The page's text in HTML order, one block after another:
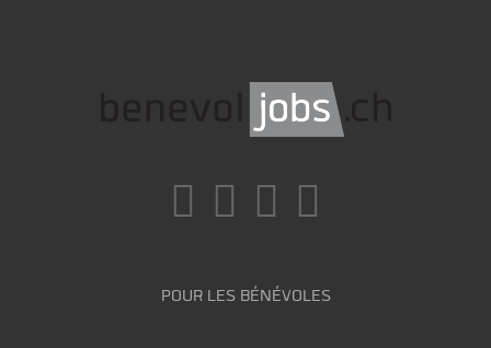
POUR LES BÉNÉVOLES